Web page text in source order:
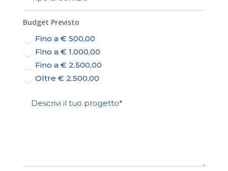
Budget Previsto
Fino a € 500,00
Fino a € 1.000,00
Fino a € 2.500,00
Oltre € 2.500,00